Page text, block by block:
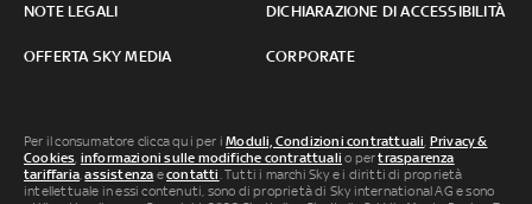
NOTE LEGALI DICHIARAZIONE DI ACCESSIBILITÀ
OFFERTA SKY MEDIA CORPORATE
Per il consumatore clicca qui per iModuli, Condizioni contrattuali, Privacy &
Cookies, informazioni sulle modifiche contrattuali o pertrasparenza
tariffaria,assistenza econtatti. Tutti i marchi Sky e i diritti di proprietà
intellettuale in essi contenuti, sono di proprietà di Sky international AG e sono